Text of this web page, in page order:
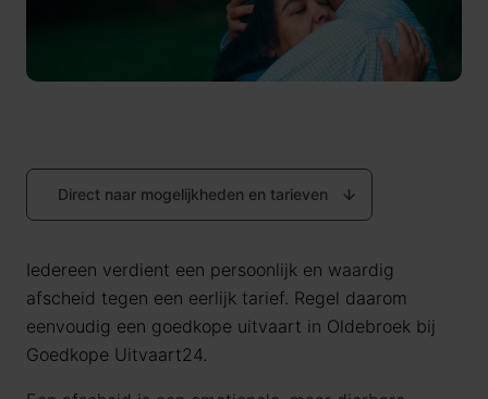
Direct naar mogelijkheden en tarieven
Iedereen verdient een persoonlijk en waardig
afscheid tegen een eerlijk tarief. Regel daarom
eenvoudig een goedkope uitvaart in Oldebroek bij
Goedkope Uitvaart24.